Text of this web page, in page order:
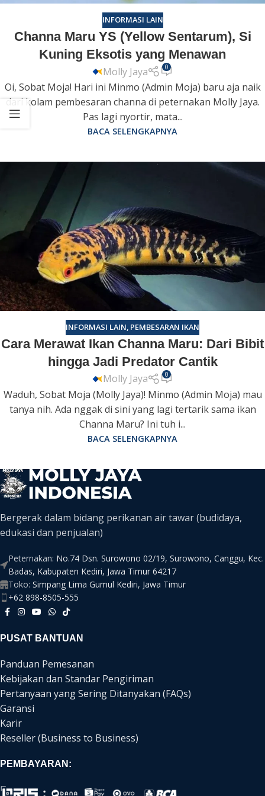
INFORMASI LAIN
Channa Maru YS (Yellow Sentarum), Si
Kuning Eksotis yang Menawan
Molly Jaya 0
Oi, Sobat Moja! Hari ini Minmo (Admin Moja) baru aja naik
dari kolam pembesaran channa di peternakan Molly Jaya.
Pas lagi nyortir, mata...
BACA SELENGKAPNYA
INFORMASI LAIN, PEMBESARAN IKAN
Cara Merawat Ikan Channa Maru: Dari Bibit
hingga Jadi Predator Cantik
Molly Jaya 0
Waduh, Sobat Moja (Molly Jaya)! Minmo (Admin Moja) mau
tanya nih. Ada nggak di sini yang lagi tertarik sama ikan
Channa Maru? Ini tuh i...
BACA SELENGKAPNYA
Bergerak dalam bidang perikanan air tawar (budidaya,
edukasi dan penjualan)
Peternakan: No.74 Dsn. Surowono 02/19, Surowono, Canggu, Kec.
Badas, Kabupaten Kediri, Jawa Timur 64217
Toko: Simpang Lima Gumul Kediri, Jawa Timur
+62 898-8505-555
PUSAT BANTUAN
Panduan Pemesanan
Kebijakan dan Standar Pengiriman
Pertanyaan yang Sering Ditanyakan (FAQs)
Garansi
Karir
Reseller (Business to Business)
PEMBAYARAN: